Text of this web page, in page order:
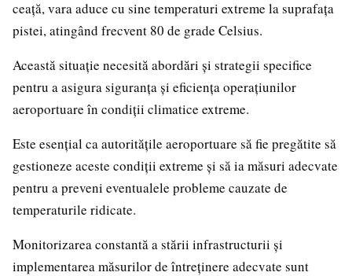
ceață, vara aduce cu sine temperaturi extreme la suprafața
pistei, atingând frecvent 80 de grade Celsius.
Această situație necesită abordări și strategii specifice
pentru a asigura siguranța și eficiența operațiunilor
aeroportuare în condiții climatice extreme.
Este esențial ca autoritățile aeroportuare să fie pregătite să
gestioneze aceste condiții extreme și să ia măsuri adecvate
pentru a preveni eventualele probleme cauzate de
temperaturile ridicate.
Monitorizarea constantă a stării infrastructurii și
implementarea măsurilor de întreținere adecvate sunt